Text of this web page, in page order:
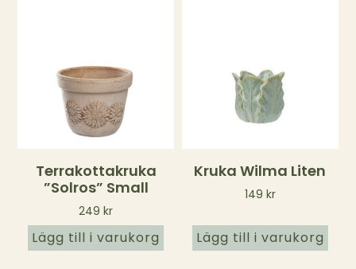
Terrakottakruka
”Solros” Small
249kr
Lägg till i varukorg
Kruka Wilma Liten
149 kr
Lägg till i varukorg